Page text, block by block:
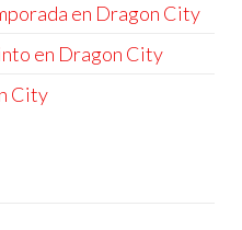
en Dragon City
en Dragon City
City